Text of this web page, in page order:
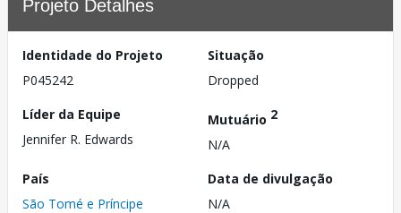
Projeto Detalhes
Identidade do Projeto
P045242
Situação
Dropped
Líder da Equipe
Jennifer R. Edwards
Mutuário 2
N/A
País
São Tomé e Príncipe
Data de divulgação
N/A